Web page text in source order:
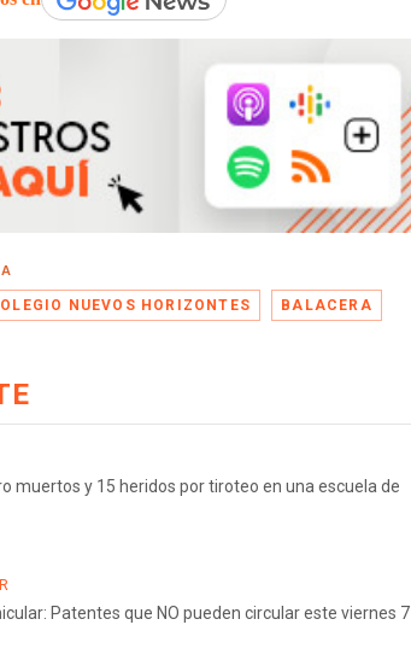
NUEVOS HORIZONTES BALACERA
muertos y 15 heridos por tiroteo en una escuela de
Patentes que NO pueden circular este viernes 7